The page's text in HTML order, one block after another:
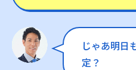
じゃあ明日
定？